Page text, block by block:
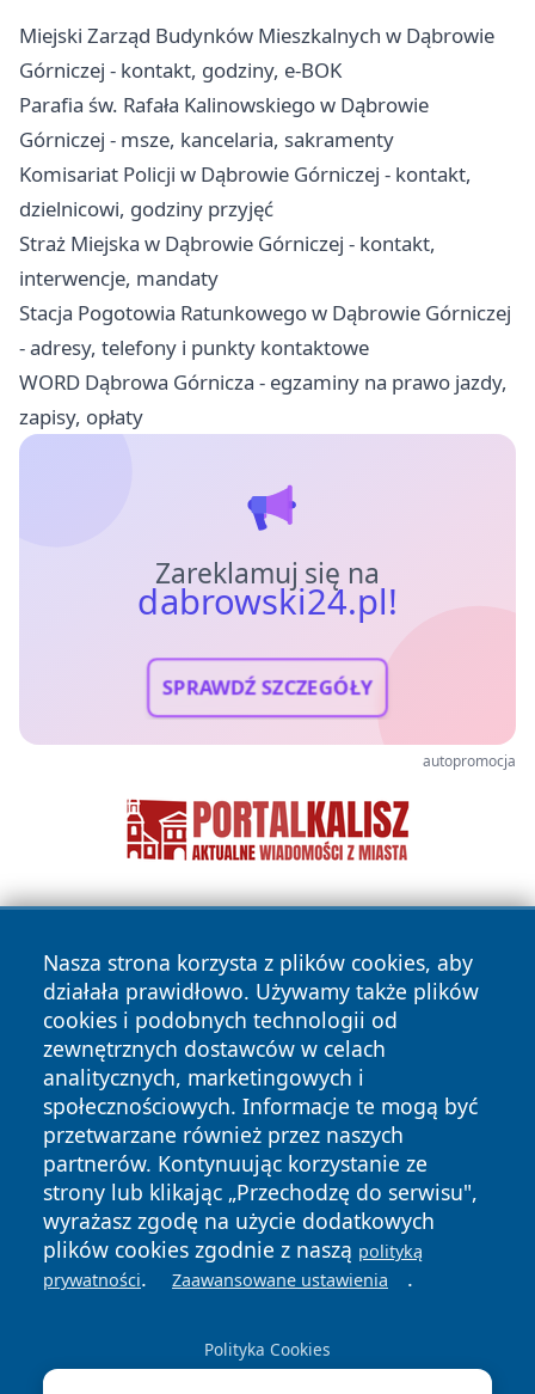
Miejski Zarząd Budynków Mieszkalnych w Dąbrowie
Górniczej - kontakt, godziny, e-BOK
Parafia św. Rafała Kalinowskiego w Dąbrowie
Górniczej - msze, kancelaria, sakramenty
Komisariat Policji w Dąbrowie Górniczej - kontakt,
dzielnicowi, godziny przyjęć
Straż Miejska w Dąbrowie Górniczej - kontakt,
interwencje, mandaty
Stacja Pogotowia Ratunkowego w Dąbrowie Górniczej
- adresy, telefony i punkty kontaktowe
WORD Dąbrowa Górnicza - egzaminy na prawo jazdy,
zapisy, opłaty
Zareklamuj się na
dabrowski24.pl!
SPRAWDŹ SZCZEGÓŁY
autopromocja
Nasza strona korzysta z plików cookies, aby
działała prawidłowo. Używamy także plików
cookies i podobnych technologii od
zewnętrznych dostawców w celach
analitycznych, marketingowych i
społecznościowych. Informacje te mogą być
przetwarzane również przez naszych
partnerów. Kontynuując korzystanie ze
strony lub klikając „Przechodzę do serwisu",
wyrażasz zgodę na użycie dodatkowych
plików cookies zgodnie z naszą polityką
prywatności. Zaawansowane ustawienia .
Polityka Cookies
Copyright © 2026 dabrowski24.pl Wszystkie prawa
zastrzeżone.
News Autorzy
Polityka
Prywatności
Polityka
Cookies